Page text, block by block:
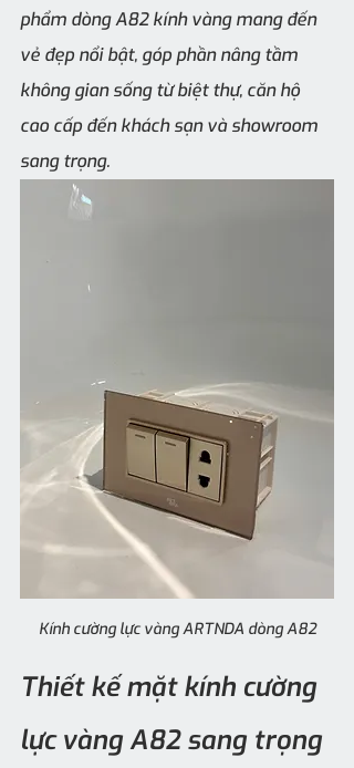
phẩm dòng A82 kính vàng mang đến
vẻ đẹp nổi bật, góp phần nâng tầm
không gian sống từ biệt thự, căn hộ
cao cấp đến khách sạn và showroom
sang trọng.
Kính cường lực vàng ARTNDA dòng A82
Thiết kế mặt kính cường
lực vàng A82 sang trọng